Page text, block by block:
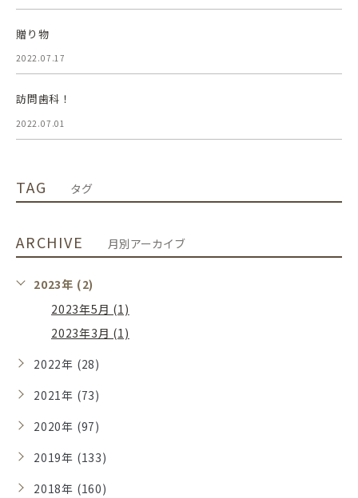
贈り物
2022.07.17
訪問歯科！
2022.07.01
TAG タグ
ARCHIVE 月別アーカイブ
2023年 (2)
2023年5月 (1)
2023年3月 (1)
2022年 (28)
2021年 (73)
2020年 (97)
2019年 (133)
2018年 (160)